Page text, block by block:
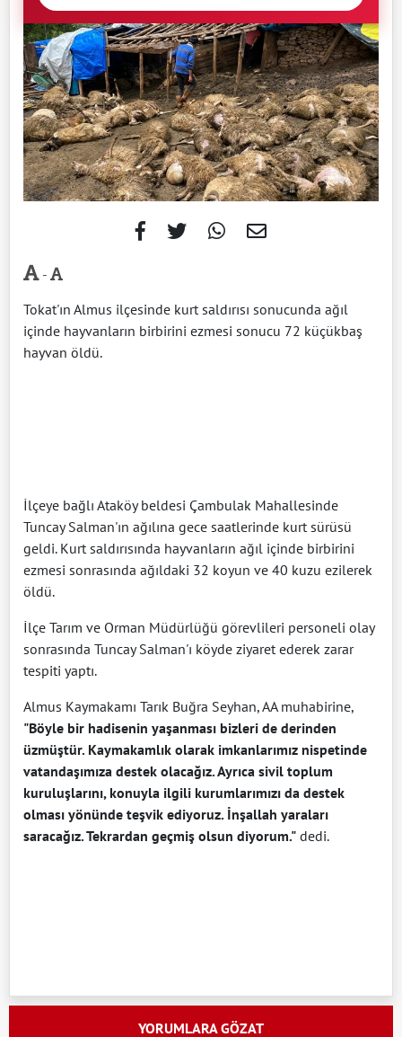
-
Tokat'ın Almus ilçesinde kurt saldırısı sonucunda ağıl
içinde hayvanların birbirini ezmesi sonucu 72 küçükbaş
hayvan öldü.
İlçeye bağlı Ataköy beldesi Çambulak Mahallesinde
Tuncay Salman'ın ağılına gece saatlerinde kurt sürüsü
geldi. Kurt saldırısında hayvanların ağıl içinde birbirini
ezmesi sonrasında ağıldaki 32 koyun ve 40 kuzu ezilerek
öldü.
İlçe Tarım ve Orman Müdürlüğü görevlileri personeli olay
sonrasında Tuncay Salman'ı köyde ziyaret ederek zarar
tespiti yaptı.
Almus Kaymakamı Tarık Buğra Seyhan, AA muhabirine,
"Böyle bir hadisenin yaşanması bizleri de derinden
üzmüştür. Kaymakamlık olarak imkanlarımız nispetinde
vatandaşımıza destek olacağız. Ayrıca sivil toplum
kuruluşlarını, konuyla ilgili kurumlarımızı da destek
olması yönünde teşvik ediyoruz. İnşallah yaraları
saracağız. Tekrardan geçmiş olsun diyorum." dedi.
YORUMLARA GÖZAT